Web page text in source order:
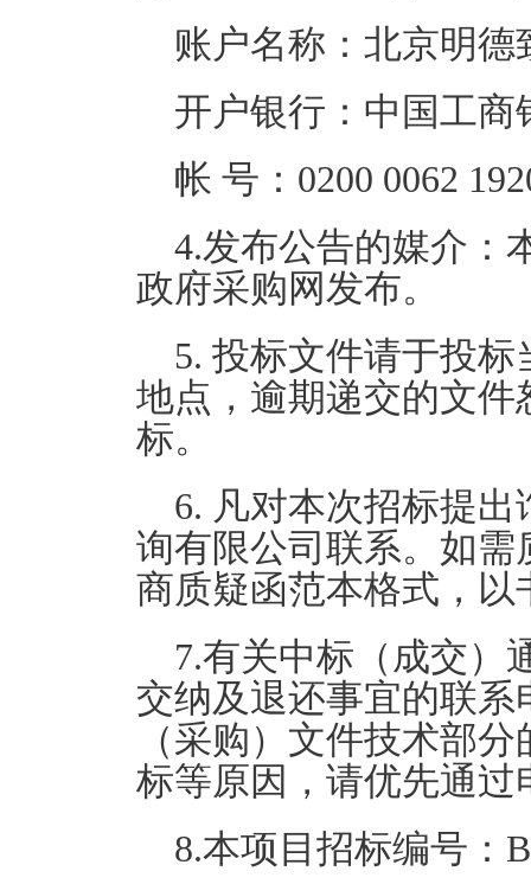
账户名称：北京明
开户银行：中国工
帐 号： 0200 0062
4.发布公告的媒介：
政府采购网发布。
5. 投标文件请于投标
地点，逾期递交的文
标。
6. 凡对本次招标提
询有限公司联系。如
商质疑函范本格式，
7.有关中标（成交）
交纳及退还事宜的联系
（采购）文件技术部
标等原因，请优先通过
8.本项目招标编号：